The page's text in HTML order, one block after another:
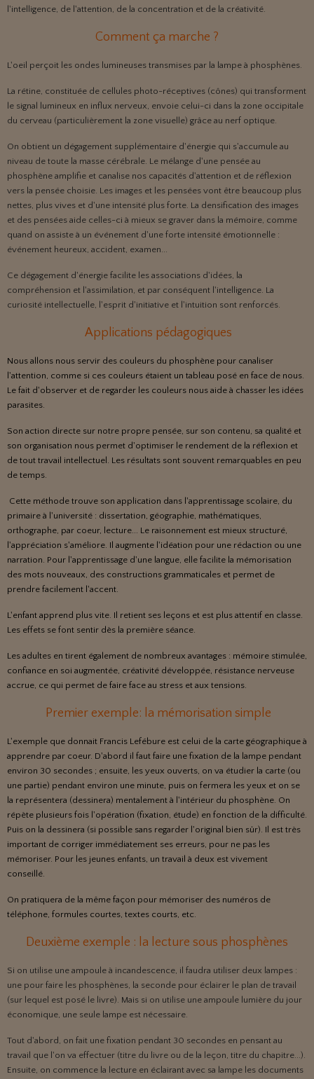
l'intelligence, de l'attention, de la concentration et de la créativité.
Comment ça marche ?
L'oeil perçoit les ondes lumineuses transmises par la lampe à phosphènes.
La rétine, constituée de cellules photo-réceptives (cônes) qui transforment
le signal lumineux en influx nerveux, envoie celui-ci dans la zone occipitale
du cerveau (particulièrement la zone visuelle) grâce au nerf optique.
On obtient un dégagement supplémentaire d'énergie qui s'accumule au
niveau de toute la masse cérébrale. Le mélange d'une pensée au
phosphène amplifie et canalise nos capacités d'attention et de réflexion
vers la pensée choisie. Les images et les pensées vont être beaucoup plus
nettes, plus vives et d'une intensité plus forte. La densification des images
et des pensées aide celles-ci à mieux se graver dans la mémoire, comme
quand on assiste à un événement d'une forte intensité émotionnelle :
événement heureux, accident, examen...
Ce dégagement d'énergie facilite les associations d'idées, la
compréhension et l'assimilation, et par conséquent l'intelligence. La
curiosité intellectuelle, l'esprit d'initiative et l'intuition sont renforcés.
Applications pédagogiques
Nous allons nous servir des couleurs du phosphène pour canaliser
l'attention, comme si ces couleurs étaient un tableau posé en face de nous.
Le fait d'observer et de regarder les couleurs nous aide à chasser les idées
parasites.
Son action directe sur notre propre pensée, sur son contenu, sa qualité et
son organisation nous permet d'optimiser le rendement de la réflexion et
de tout travail intellectuel. Les résultats sont souvent remarquables en peu
de temps.
Cette méthode trouve son application dans l'apprentissage scolaire, du
primaire à l'université : dissertation, géographie, mathématiques,
orthographe, par coeur, lecture... Le raisonnement est mieux structuré,
l'appréciation s'améliore. Il augmente l'idéation pour une rédaction ou une
narration. Pour l'apprentissage d'une langue, elle facilite la mémorisation
des mots nouveaux, des constructions grammaticales et permet de
prendre facilement l'accent.
L'enfant apprend plus vite. Il retient ses leçons et est plus attentif en classe.
Les effets se font sentir dès la première séance.
Les adultes en tirent également de nombreux avantages : mémoire stimulée,
confiance en soi augmentée, créativité développée, résistance nerveuse
accrue, ce qui permet de faire face au stress et aux tensions.
Premier exemple: la mémorisation simple
L'exemple que donnait Francis Lefébure est celui de la carte géographique à
apprendre par coeur. D'abord il faut faire une fixation de la lampe pendant
environ 30 secondes ; ensuite, les yeux ouverts, on va étudier la carte (ou
une partie) pendant environ une minute, puis on fermera les yeux et on se
la représentera (dessinera) mentalement à l'intérieur du phosphène. On
répète plusieurs fois l'opération (fixation, étude) en fonction de la difficulté.
Puis on la dessinera (si possible sans regarder l'original bien sûr). Il est très
important de corriger immédiatement ses erreurs, pour ne pas les
mémoriser. Pour les jeunes enfants, un travail à deux est vivement
conseillé.
On pratiquera de la même façon pour mémoriser des numéros de
téléphone, formules courtes, textes courts, etc.
Deuxième exemple : la lecture sous phosphènes
Si on utilise une ampoule à incandescence, il faudra utiliser deux lampes :
une pour faire les phosphènes, la seconde pour éclairer le plan de travail
(sur lequel est posé le livre). Mais si on utilise une ampoule lumière du jour
économique, une seule lampe est nécessaire.
Tout d'abord, on fait une fixation pendant 30 secondes en pensant au
travail que l'on va effectuer (titre du livre ou de la leçon, titre du chapitre...).
Ensuite, on commence la lecture en éclairant avec sa lampe les documents